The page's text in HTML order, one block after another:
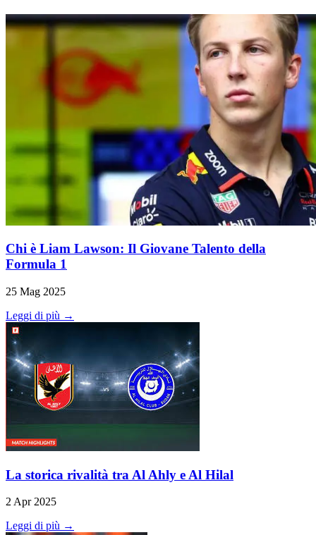
Chi è Liam Lawson: Il Giovane Talento della
Formula 1
25 Mag 2025
Leggi di più →
La storica rivalità tra Al Ahly e Al Hilal
2 Apr 2025
Leggi di più →